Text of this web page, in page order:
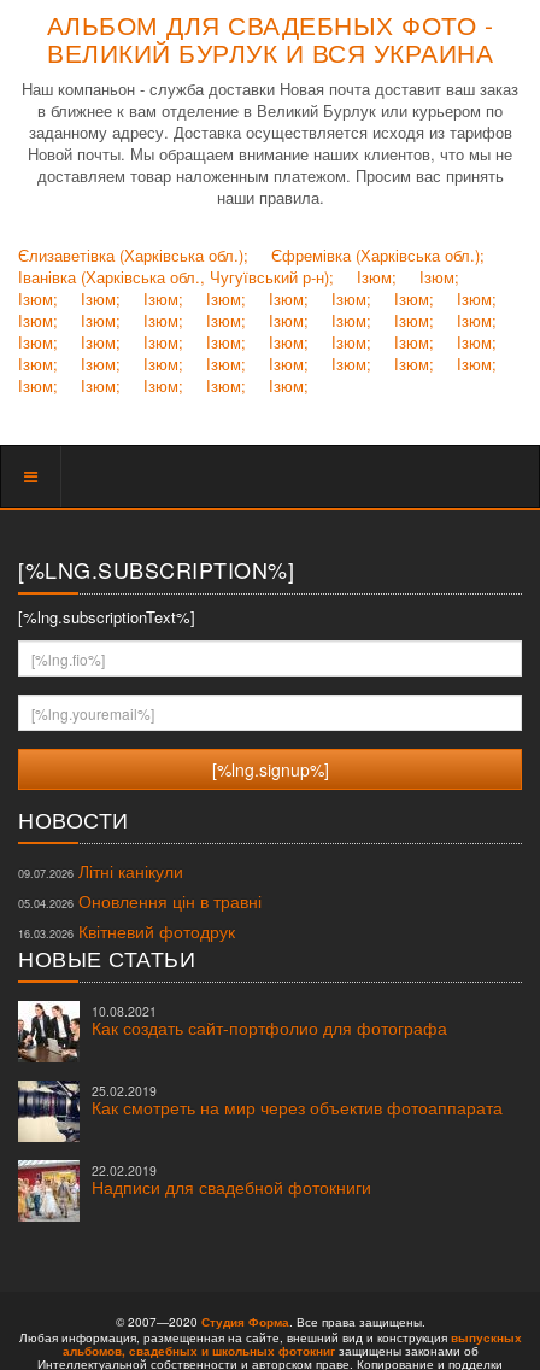
АЛЬБОМ ДЛЯ СВАДЕБНЫХ ФОТО -
ВЕЛИКИЙ БУРЛУК И ВСЯ УКРАИНА
Наш компаньон - служба доставки Новая почта доставит ваш заказ
в ближнее к вам отделение в Великий Бурлук или курьером по
заданному адресу. Доставка осуществляется исходя из тарифов
Новой почты. Мы обращаем внимание наших клиентов, что мы не
доставляем товар наложенным платежом. Просим вас принять
наши правила.
Єлизаветівка (Харківська обл.);
Єфремівка (Харківська обл.);
Іванівка (Харківська обл., Чугуївський р-н);
Ізюм;
Ізюм;
Ізюм;
Ізюм; Ізюм; Ізюм; Ізюм; Ізюм; Ізюм;
Ізюм;
Ізюм;
Ізюм; Ізюм; Ізюм; Ізюм; Ізюм; Ізюм;
Ізюм;
Ізюм;
Ізюм; Ізюм; Ізюм; Ізюм; Ізюм; Ізюм;
Ізюм;
Ізюм;
Ізюм; Ізюм; Ізюм; Ізюм; Ізюм; Ізюм;
Ізюм;
Ізюм;
Ізюм; Ізюм; Ізюм; Ізюм;
Показать
[%LNG.SUBSCRIPTION%]
[%lng.subscriptionText%]
[%lng.fio%]
[%lng.youremail%]
НОВОСТИ
09.07.2026 Літні канікули
05.04.2026 Оновлення цін в травні
16.03.2026 Квітневий фотодрук
НОВЫЕ СТАТЬИ
10.08.2021
Как создать сайт-портфолио для фотографа
25.02.2019
Как смотреть на мир через объектив фотоаппарата
22.02.2019
Надписи для свадебной фотокниги
© 2007—2020 Студия Форма. Все права защищены.
Любая информация, размещенная на сайте, внешний вид и конструкция выпускных
альбомов, свадебных и школьных фотокнигзащищены законами об
Интеллектуальной собственности и авторском праве. Копирование и подделки